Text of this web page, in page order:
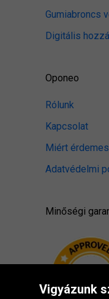
Gumiabroncs
Digitális
Oponeo
Rólunk
Kapcsolat
Miért
Adatvédelmi
Minőségi
Vigyázunk